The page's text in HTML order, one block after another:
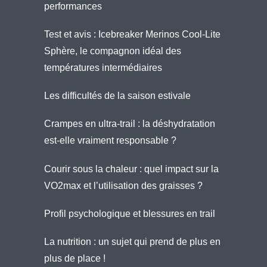
performances
Test et avis : Icebreaker Merinos Cool-Lite
Sphère, le compagnon idéal des
températures intermédiaires
Les difficultés de la saison estivale
Crampes en ultra-trail : la déshydratation
est-elle vraiment responsable ?
Courir sous la chaleur : quel impact sur la
VO2max et l’utilisation des graisses ?
Profil psychologique et blessures en trail
La nutrition : un sujet qui prend de plus en
plus de place !